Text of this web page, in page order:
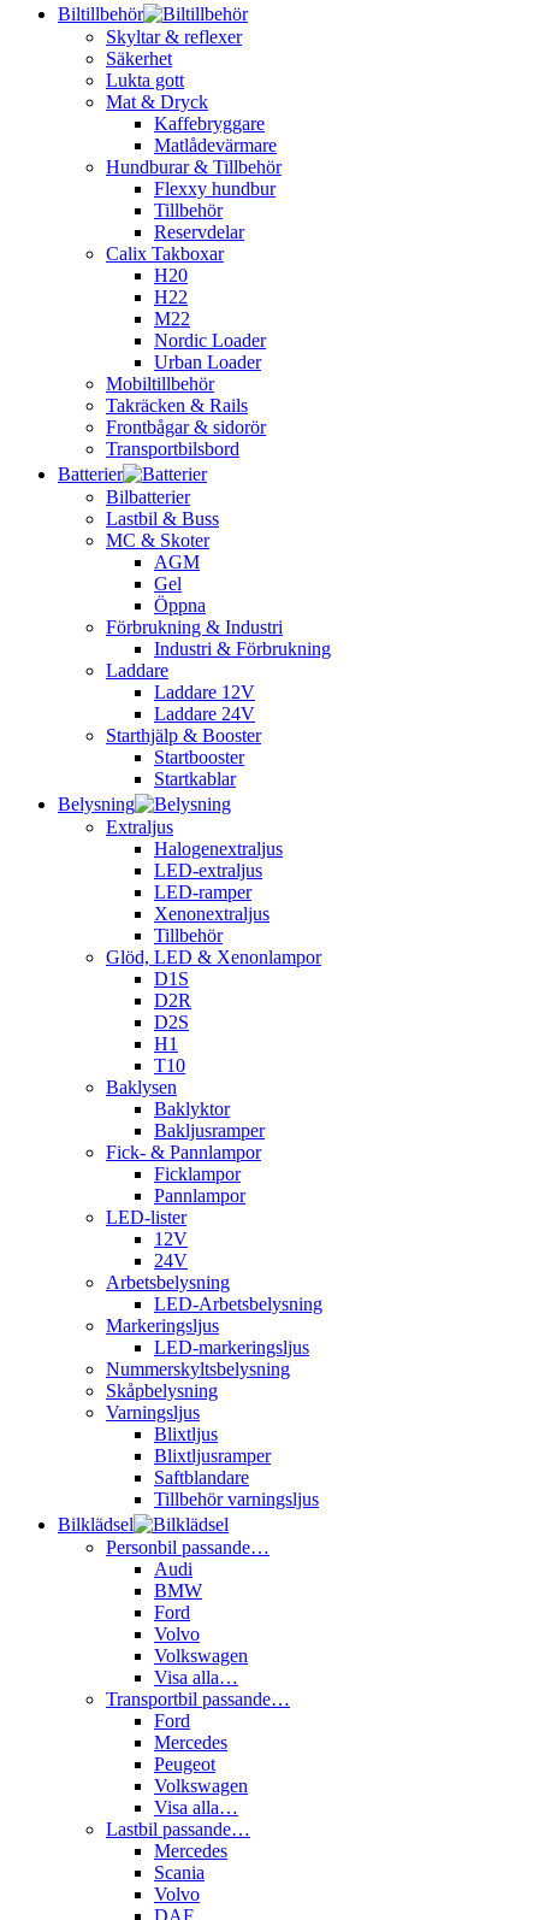
Biltillbehör
Skyltar & reflexer
Säkerhet
Lukta gott
Mat & Dryck
Kaffebryggare
Matlådevärmare
Hundburar & Tillbehör
Flexxy hundbur
Tillbehör
Reservdelar
Calix Takboxar
H20
H22
M22
Nordic Loader
Urban Loader
Mobiltillbehör
Takräcken & Rails
Frontbågar & sidorör
Transportbilsbord
Batterier
Bilbatterier
Lastbil & Buss
MC & Skoter
AGM
Gel
Öppna
Förbrukning & Industri
Industri & Förbrukning
Laddare
Laddare 12V
Laddare 24V
Starthjälp & Booster
Startbooster
Startkablar
Belysning
Extraljus
Halogenextraljus
LED-extraljus
LED-ramper
Xenonextraljus
Tillbehör
Glöd, LED & Xenonlampor
D1S
D2R
D2S
H1
T10
Baklysen
Baklyktor
Bakljusramper
Fick- & Pannlampor
Ficklampor
Pannlampor
LED-lister
12V
24V
Arbetsbelysning
LED-Arbetsbelysning
Markeringsljus
LED-markeringsljus
Nummerskyltsbelysning
Skåpbelysning
Varningsljus
Blixtljus
Blixtljusramper
Saftblandare
Tillbehör varningsljus
Bilklädsel
Personbil passande…
Audi
BMW
Ford
Volvo
Volkswagen
Visa alla…
Transportbil passande…
Ford
Mercedes
Peugeot
Volkswagen
Visa alla…
Lastbil passande…
Mercedes
Scania
Volvo
DAF